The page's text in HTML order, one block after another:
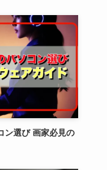
ン選び 画家必見の